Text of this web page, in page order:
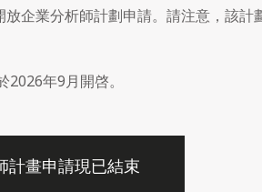
企業分析師計劃申請。請注意，該計
年9月開啓。
計畫申請現已結束